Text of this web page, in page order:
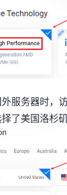
服务器时，
了美国洛杉矶